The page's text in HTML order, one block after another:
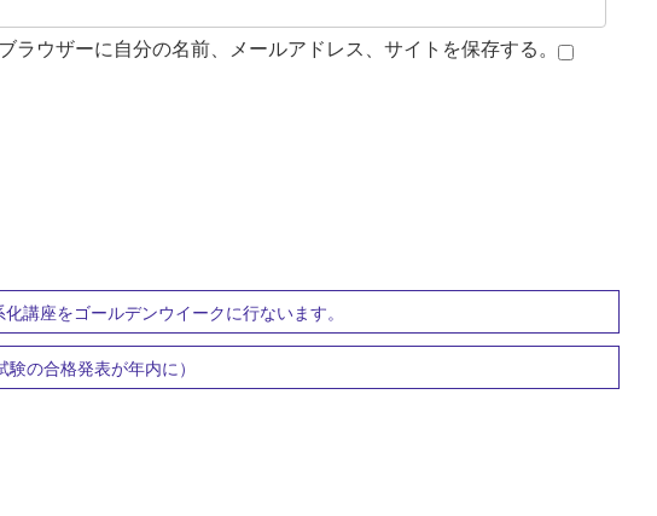
ラウザーに自分の名前、メールアドレス、サイトを保存する。
講座をゴールデンウイークに行ないます。
の合格発表が年内に）